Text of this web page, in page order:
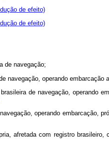
de efeito)
de efeito)
de navegação;
navegação, operando
de navegação, operando
operando embarcação,
afretada com registro